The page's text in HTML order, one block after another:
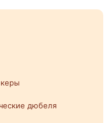
дюбеля